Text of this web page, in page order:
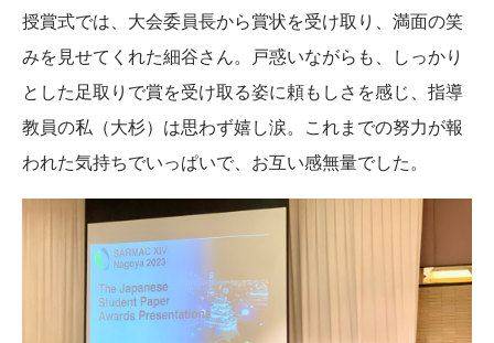
授賞式では、大会委員長から賞状を受け取り、満面の笑
みを見せてくれた細谷さん。戸惑いながらも、しっかり
とした足取りで賞を受け取る姿に頼もしさを感じ、指導
教員の私（大杉）は思わず嬉し涙。これまでの努力が報
われた気持ちでいっぱいで、お互い感無量でした。